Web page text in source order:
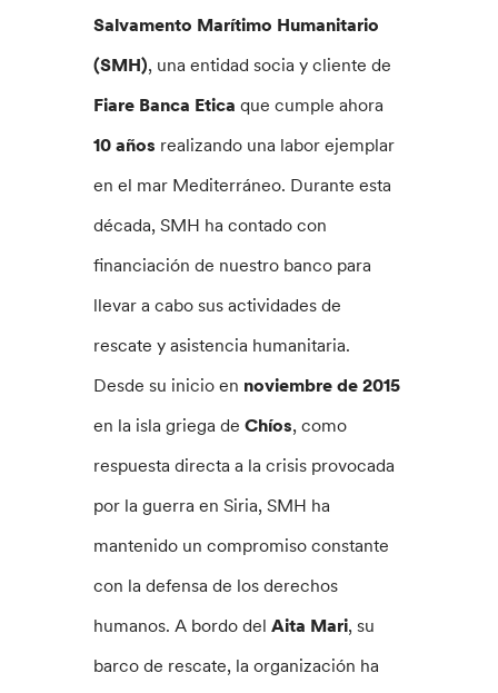
Salvamento Marítimo Humanitario
(SMH), una entidad socia y cliente de
Fiare Banca Etica que cumple ahora
10 años realizando una labor ejemplar
en el mar Mediterráneo. Durante esta
década, SMH ha contado con
financiación de nuestro banco para
llevar a cabo sus actividades de
rescate y asistencia humanitaria.
Desde su inicio en noviembre de 2015
en la isla griega deChíos, como
respuesta directa a la crisis provocada
por la guerra en Siria, SMH ha
mantenido un compromiso constante
con la defensa de los derechos
humanos. A bordo delAita Mari, su
barco de rescate, la organización ha